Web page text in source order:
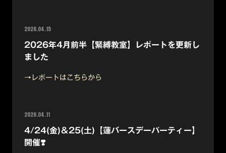
2026.04.15
2026年4月前半【緊縛教室】レポートを更新し
ました
→レポートはこちらから
2026.04.11
4/24(金)＆25(土)【蓮バースデーパーティー】
開催❣️